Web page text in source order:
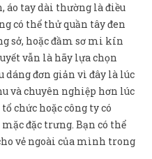
áo tay dài thường là điều
có thể thử quần tây đen
sở, hoặc đầm sơ mi kín
vẫn là hãy lựa chọn
dáng đơn giản vì đây là lúc
và chuyên nghiệp hơn lúc
chức hoặc công ty có
đặc trưng. Bạn có thể
vẻ ngoài của mình trong